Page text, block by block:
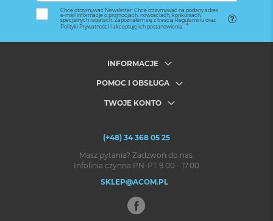
Chcę otrzymywać Newsletter. Chcę otrzymywać na podany adres
e-mail informacje o promocjach, nowościach, konkursach,
specjalnych rabatach. Zapoznałem się z treścią Regulaminu oraz
Polityki Prywatności i akceptuję ich postanowienia.
INFORMACJE
POMOC I OBSŁUGA
TWOJE KONTO
(+48) 34 368 05 25
Masz pytania? Zadzwoń do nas.
Infolinia czynna PN-PT 9.00 - 17.00
SKLEP@ACOM.PL